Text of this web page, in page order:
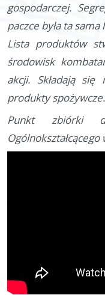
gospodarczej.
paczce była ta
Lista produktów
środowisk
akcji. Składają się
produkty
Punkt zbiórki